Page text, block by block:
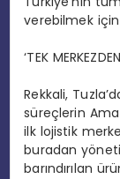
verebilmek
‘TEK
Rekkali,
süreçlerin
ilk lojistik
buradan
barındırılan